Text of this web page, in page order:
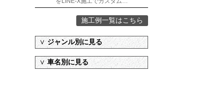
施工例一覧はこちら
∨ジャンル別に見る
∨車名別に見る